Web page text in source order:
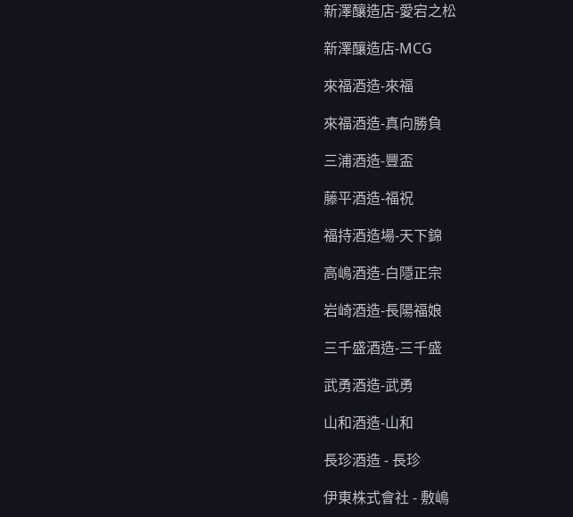
新澤釀造店-愛宕之松
新澤釀造店-MCG
來福酒造-來福
來福酒造-真向勝負
三浦酒造-豐盃
藤平酒造-福祝
福持酒造場-天下錦
高嶋酒造-白隱正宗
岩崎酒造-長陽福娘
三千盛酒造-三千盛
武勇酒造-武勇
山和酒造-山和
長珍酒造 - 長珍
伊東株式會社 - 敷嶋